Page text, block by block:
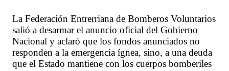
La Federación Entrerriana de Bomberos Voluntarios
salió a desarmar el anuncio oficial del Gobierno
Nacional y aclaró que los fondos anunciados no
responden a la emergencia ígnea, sino, a una deuda
que el Estado mantiene con los cuerpos bomberiles